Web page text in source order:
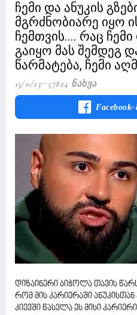
ჩემი და ანუკის
მგრძნობიარე იყო
ჩემთვის.... რაც ჩემი
გაიყო მას შემდეგ
წარმატება, ჩემი
15/11/23 57824 Ნახვა
დიზაინერი ბიჭოლა თავის
რომ მის კარიერაში
კიევში წასვლა ეს მისი